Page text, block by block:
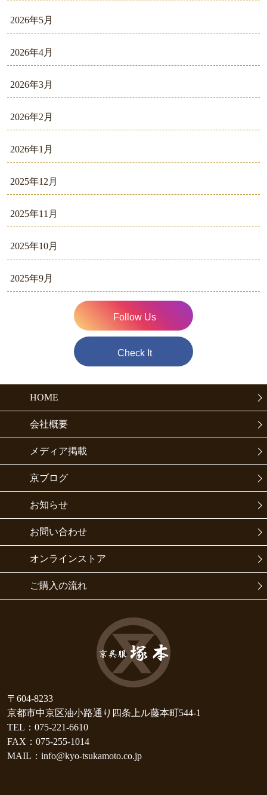
2026年5月
2026年4月
2026年3月
2026年2月
2026年1月
2025年12月
2025年11月
2025年10月
2025年9月
Follow Us
Check It
HOME
会社概要
メディア掲載
京ブログ
お知らせ
お問い合わせ
オンラインストア
ご購入の流れ
〒604-8233
京都市中京区油小路通り四条上ル藤本町544-1
TEL：075-221-6610
FAX：075-255-1014
MAIL：info@kyo-tsukamoto.co.jp